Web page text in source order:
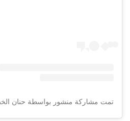
تمت مشاركة منشور بواسطة ‏‎حنان الخضر – Hanane El Khader‎‏ (@‏‎elkhaderhananofficiel‎‏)